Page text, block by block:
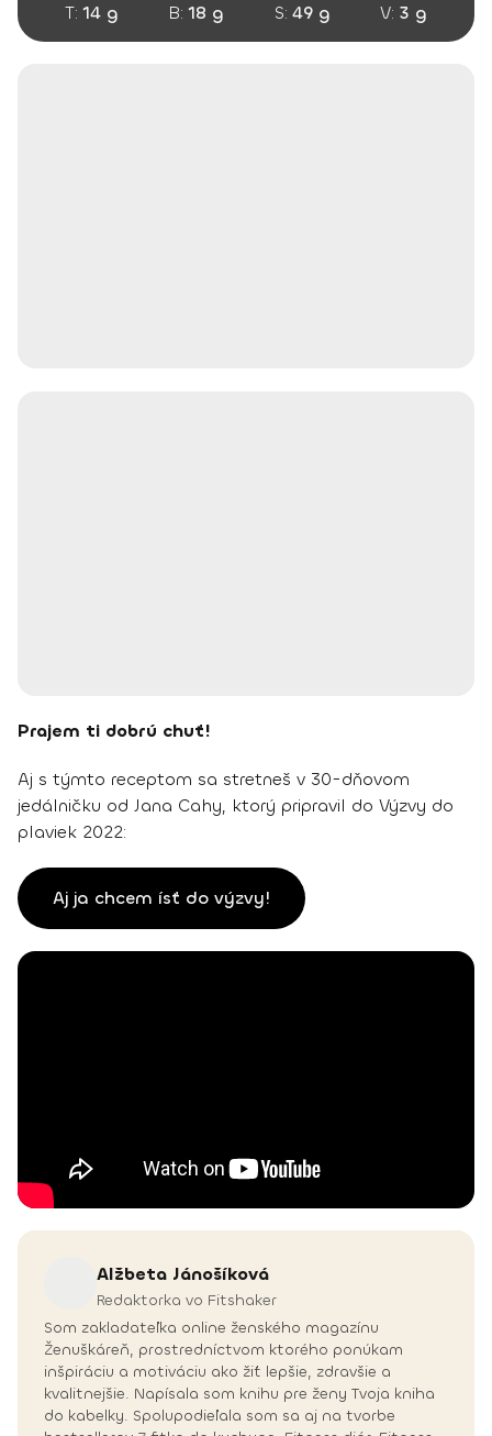
T: 14 g B: 18 g S: 49 g V: 3 g
Prajem ti dobrú chuť!
Aj s týmto receptom sa stretneš v 30-dňovom
jedálničku od Jana Cahy, ktorý pripravil do Výzvy do
plaviek 2022:
Aj ja chcem ísť do výzvy!
Alžbeta Jánošíková
Redaktorka vo Fitshaker
Som zakladateľka online ženského magazínu
Ženuškáreň, prostredníctvom ktorého ponúkam
inšpiráciu a motiváciu ako žiť lepšie, zdravšie a
kvalitnejšie. Napísala som knihu pre ženy Tvoja kniha
do kabelky. Spolupodieľala som sa aj na tvorbe